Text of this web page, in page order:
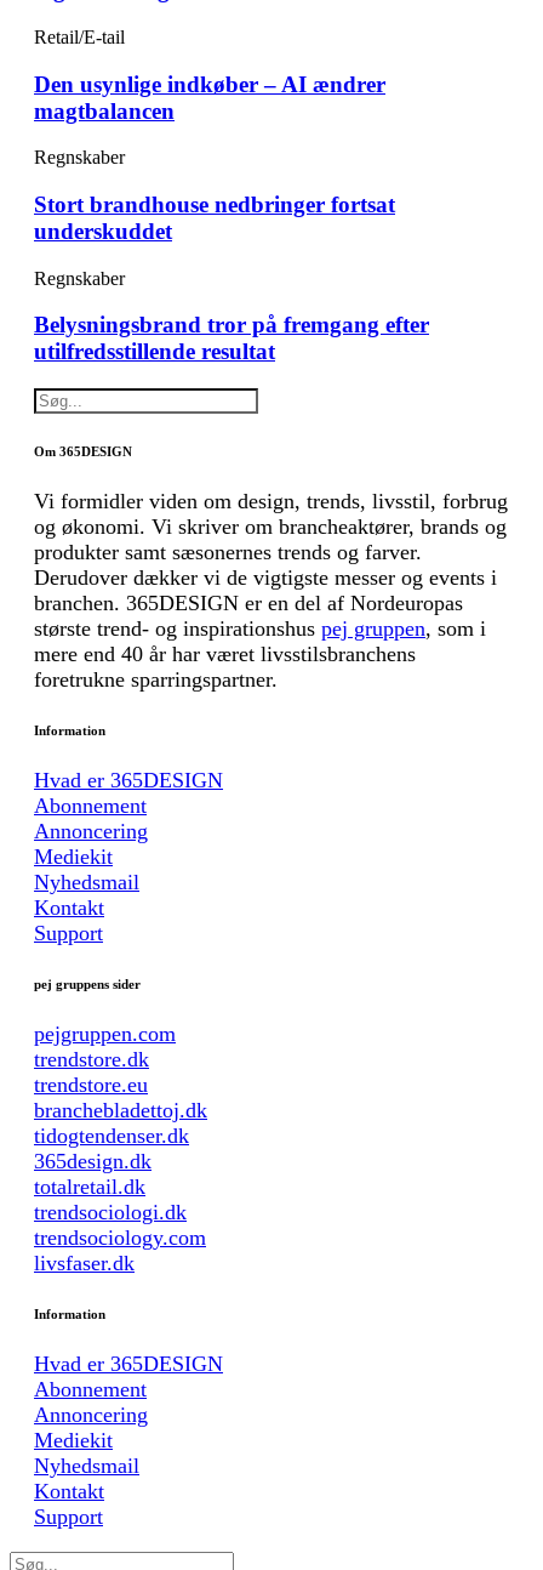
Retail/E-tail
Den usynlige indkøber – AI ændrer
magtbalancen
Regnskaber
Stort brandhouse nedbringer fortsat
underskuddet
Regnskaber
Belysningsbrand tror på fremgang efter
utilfredsstillende resultat
Om 365DESIGN
Vi formidler viden om design, trends, livsstil, forbrug
og økonomi. Vi skriver om brancheaktører, brands og
produkter samt sæsonernes trends og farver.
Derudover dækker vi de vigtigste messer og events i
branchen. 365DESIGN er en del af Nordeuropas
største trend- og inspirationshus pej gruppen, som i
mere end 40 år har været livsstilsbranchens
foretrukne sparringspartner.
Information
Hvad er 365DESIGN
Abonnement
Annoncering
Mediekit
Nyhedsmail
Kontakt
Support
pej gruppens sider
pejgruppen.com
trendstore.dk
trendstore.eu
branchebladettoj.dk
tidogtendenser.dk
365design.dk
totalretail.dk
trendsociologi.dk
trendsociology.com
livsfaser.dk
Information
Hvad er 365DESIGN
Abonnement
Annoncering
Mediekit
Nyhedsmail
Kontakt
Support